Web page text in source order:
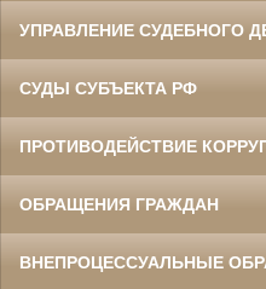
УПРАВЛЕНИЕ СУДЕБНОГО
СУДЫ СУБЪЕКТА РФ
ПРОТИВОДЕЙСТВИЕ
ОБРАЩЕНИЯ ГРАЖДАН
ВНЕПРОЦЕССУАЛЬНЫЕ